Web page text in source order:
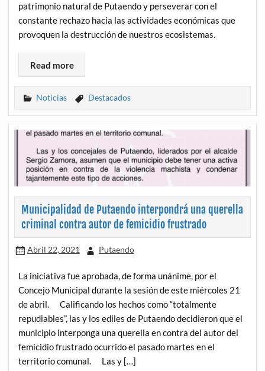
patrimonio natural de Putaendo y perseverar con el
constante rechazo hacia las actividades económicas que
provoquen la destrucción de nuestros ecosistemas.
Read more
Noticias Destacados
Municipalidad de Putaendo interpondrá una querella
criminal contra autor de femicidio frustrado
Abril 22, 2021 Putaendo
La iniciativa fue aprobada, de forma unánime, por el
Concejo Municipal durante la sesión de este miércoles 21
de abril. Calificando los hechos como “totalmente
repudiables”, las y los ediles de Putaendo decidieron que el
municipio interponga una querella en contra del autor del
femicidio frustrado ocurrido el pasado martes en el
territorio comunal. Las y […]